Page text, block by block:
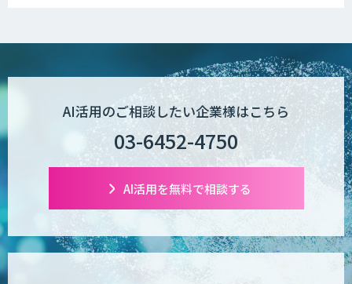
AI活用のご相談したい企業様はこちら
03-6452-4750
AI活用を無料で相談する